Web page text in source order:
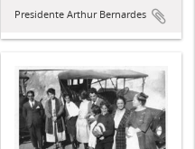
Presidente Arthur Bernardes